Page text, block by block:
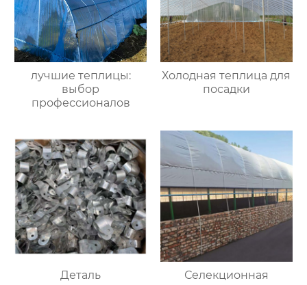
лучшие теплицы:
выбор
профессионалов
Холодная теплица для
посадки
Деталь
Селекционная